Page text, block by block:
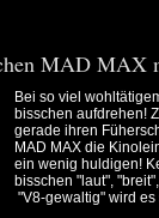
MAD MAX
Bei so viel
bisschen aufdrehen!
gerade ihren
MAD MAX die
ein wenig huldigen!
bisschen "laut",
"V8-gewaltig" wird es